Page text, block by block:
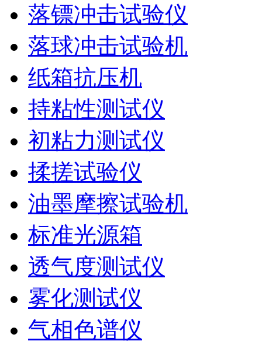
落镖冲击试验仪
落球冲击试验机
纸箱抗压机
持粘性测试仪
初粘力测试仪
揉搓试验仪
油墨摩擦试验机
标准光源箱
透气度测试仪
雾化测试仪
气相色谱仪